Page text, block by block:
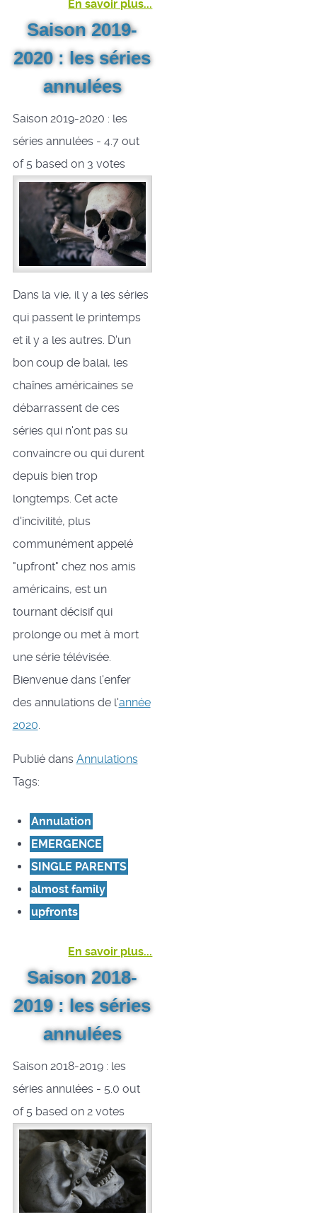
En savoir plus...
Saison 2019-
2020 : les séries
annulées
Saison 2019-2020 : les
séries annulées- 4.7out
of 5 based on 3 votes
Dans la vie, il y a les séries
qui passent le printemps
et il y a les autres. D'un
bon coup de balai, les
chaînes américaines se
débarrassent de ces
séries qui n'ont pas su
convaincre ou qui durent
depuis bien trop
longtemps. Cet acte
d'incivilité, plus
communément appelé
"upfront" chez nos amis
américains, est un
tournant décisif qui
prolonge ou met à mort
une série télévisée.
Bienvenue dans l'enfer
des annulations de l'année
2020.
Publié dans Annulations
Tags:
Annulation
EMERGENCE
SINGLE PARENTS
almost family
upfronts
En savoir plus...
Saison 2018-
2019 : les séries
annulées
Saison 2018-2019 : les
séries annulées- 5.0 out
of 5 based on 2votes